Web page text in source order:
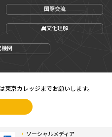
国際交流
異文化理解
関
東京カレッジまでお願いします。
ソーシャルメディア